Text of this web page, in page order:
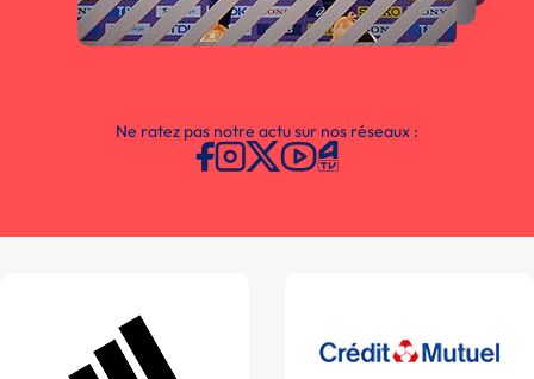
Ne ratez pas notre actu sur nos réseaux :